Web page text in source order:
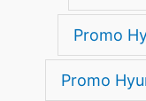
Promo
Promo